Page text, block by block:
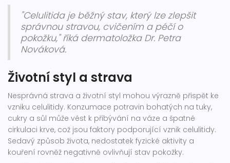
"Celulitida je běžný stav, který lze zlepšit
správnou stravou, cvičením a péčí o
pokožku," říká dermatoložka Dr. Petra
Nováková.
Životní styl a strava
Nesprávná strava a životní styl mohou výrazně přispět ke
vzniku celulitidy. Konzumace potravin bohatých na tuky,
cukry a sůl může vést k přibývání na váze a špatné
cirkulaci krve, což jsou faktory podporující vznik celulitidy.
Sedavý způsob života, nedostatek fyzické aktivity a
kouření rovněž negativně ovlivňují stav pokožky.